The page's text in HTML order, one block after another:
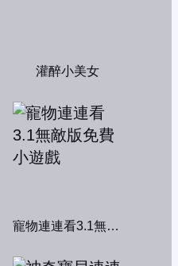
灌醉小美女
寵物連連看3.1無敵版